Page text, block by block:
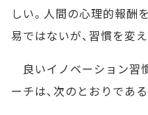
しい。人間の心理的報酬
易ではないが、習慣を変
良いイノベーション習
ーチは、次のとおりである